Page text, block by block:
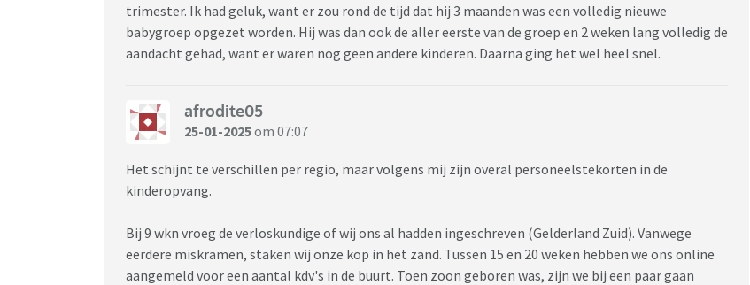
trimester. Ik had geluk, want er zou rond de tijd dat hij 3 maanden was een volledig nieuwe
babygroep opgezet worden. Hij was dan ook de aller eerste van de groep en 2 weken lang volledig de
aandacht gehad, want er waren nog geen andere kinderen. Daarna ging het wel heel snel.
afrodite05
25-01-2025om 07:07
Het schijnt te verschillen per regio, maar volgens mij zijn overal personeelstekorten in de
kinderopvang.
Bij 9 wkn vroeg de verloskundige of wij ons al hadden ingeschreven (Gelderland Zuid). Vanwege
eerdere miskramen, staken wij onze kop in het zand. Tussen 15 en 20 weken hebben we ons online
aangemeld voor een aantal kdv's in de buurt. Toen zoon geboren was, zijn we bij een paar gaan